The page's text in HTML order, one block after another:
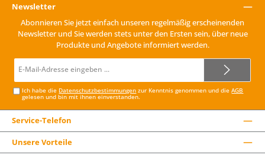
Newsletter
Abonnieren Sie jetzt einfach unseren regelmäßig erscheinenden
Newsletter und Sie werden stets unter den Ersten sein, über neue
Produkte und Angebote informiert werden.
Mail-
Ich habe die Datenschutzbestimmungen zur Kenntnis genommen und dieAGB
gelesen und bin mit ihnen einverstanden.
Service-Telefon
Unsere Vorteile